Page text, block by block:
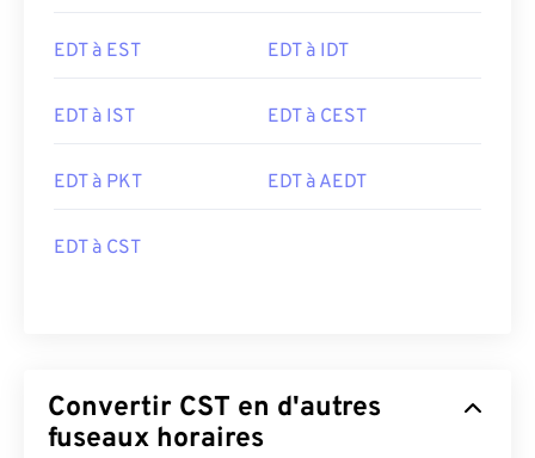
EDT à EST EDT à IDT
EDT à IST EDT à CEST
EDT à PKT EDT à AEDT
EDT à CST
Convertir CST en d'autres
fuseaux horaires